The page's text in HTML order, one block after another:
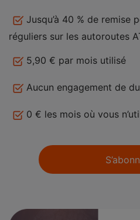
Jusqu’à 40 % de remise
réguliers sur les autoroutes
5,90 € par mois utilisé
Aucun engagement de
0 € les mois où vous